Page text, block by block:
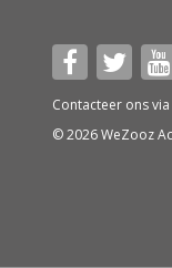
Contacteer ons via
© 2026 WeZooz